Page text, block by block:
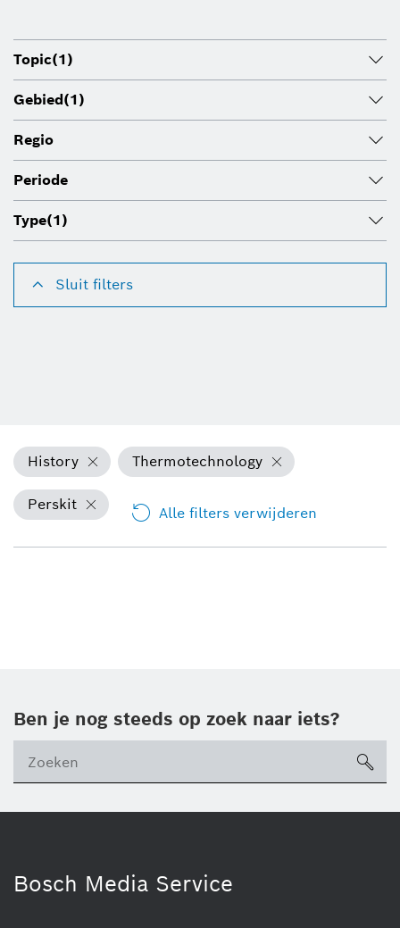
Topic(1)
Gebied(1)
Regio
Periode
Type(1)
Sluit filters
History Thermotechnology
Perskit Alle filters verwijderen
Ben je nog steeds op zoek naar iets?
Bosch Media Service